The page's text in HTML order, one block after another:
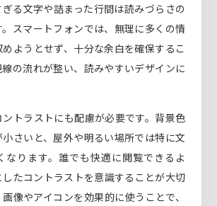
る文字や詰まった行間は読みづらさの
スマートフォンでは、無理に多くの情
ようとせず、十分な余白を確保するこ
の流れが整い、読みやすいデザインに
ントラストにも配慮が必要です。背景色
さいと、屋外や明るい場所では特に文
なります。誰でも快適に閲覧できるよ
したコントラストを意識することが大切
像やアイコンを効果的に使うことで、